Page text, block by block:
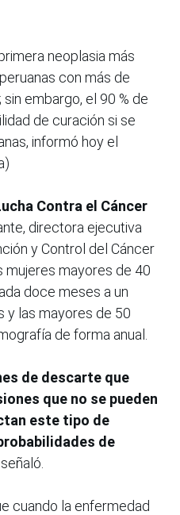
neoplasia más
con más de
embargo, el 90 % de
de curación si se
informó hoy el
Contra el Cáncer
directora ejecutiva
y Control del Cáncer
mujeres mayores de 40
doce meses a un
y las mayores de 50
de forma anual.
de descarte que
que no se pueden
este tipo de
de
señaló.
cuando la enfermedad